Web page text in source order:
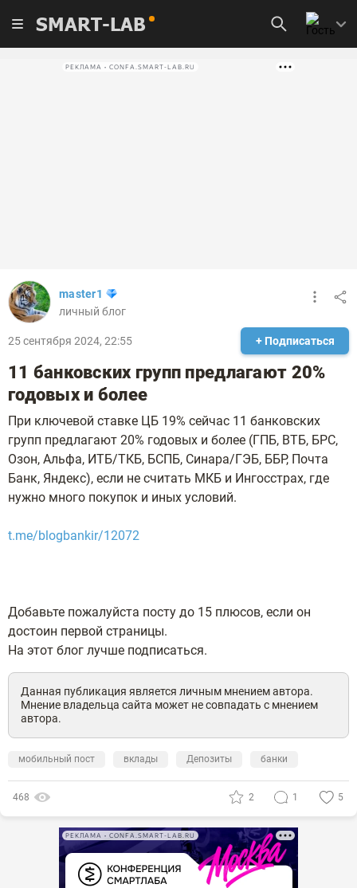
SMART-LAB
РЕКЛАМА • CONFA.SMART-LAB.RU
master1
личный блог
25 сентября 2024, 22:55 + Подписаться
11 банковских групп предлагают 20%
годовых и более
При ключевой ставке ЦБ 19% сейчас 11 банковских
групп предлагают 20% годовых и более (ГПБ, ВТБ, БРС,
Озон, Альфа, ИТБ/ТКБ, БСПБ, Синара/ГЭБ, ББР, Почта
Банк, Яндекс), если не считать МКБ и Ингосстрах, где
нужно много покупок и иных условий.
t.me/blogbankir/12072
Добавьте пожалуйста посту до 15 плюсов, если он
достоин первой страницы.
На этот блог лучше подписаться.
Данная публикация является личным мнением автора.
Мнение владельца сайта может не совпадать с мнением
автора.
мобильный пост вклады Депозиты банки
468 2 1 5
РЕКЛАМА • CONFA.SMART-LAB.RU